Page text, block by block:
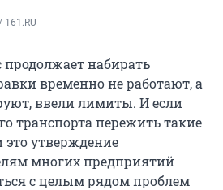
161.RU
набирать
временно не работают, а
ввели лимиты. И если
транспорта пережить такие
утверждение
многих предприятий
с целым рядом проблем